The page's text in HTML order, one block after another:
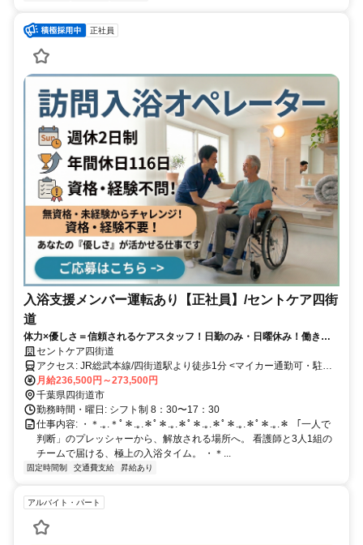
正社員
入浴支援メンバー運転あり【正社員】/セントケア四街
道
体力×優しさ＝信頼されるケアスタッフ！日勤のみ・日曜休み！働きや
すさも魅力
セントケア四街道
アクセス: JR総武本線/四街道駅より徒歩1分 <マイカー通勤可・駐車
場完備>
月給236,500円～273,500円
千葉県四街道市
勤務時間・曜日: シフト制 8：30〜17：30
仕事内容: ・＊.｡.＊ﾟ＊.｡.＊ﾟ＊.｡.＊ﾟ＊.｡.＊ﾟ＊.｡.＊ﾟ＊.｡.＊ 「一人で
判断」のプレッシャーから、解放される場所へ。 看護師と3人1組の
チームで届ける、極上の入浴タイム。 ・＊...
固定時間制 交通費支給 昇給あり
アルバイト・パート